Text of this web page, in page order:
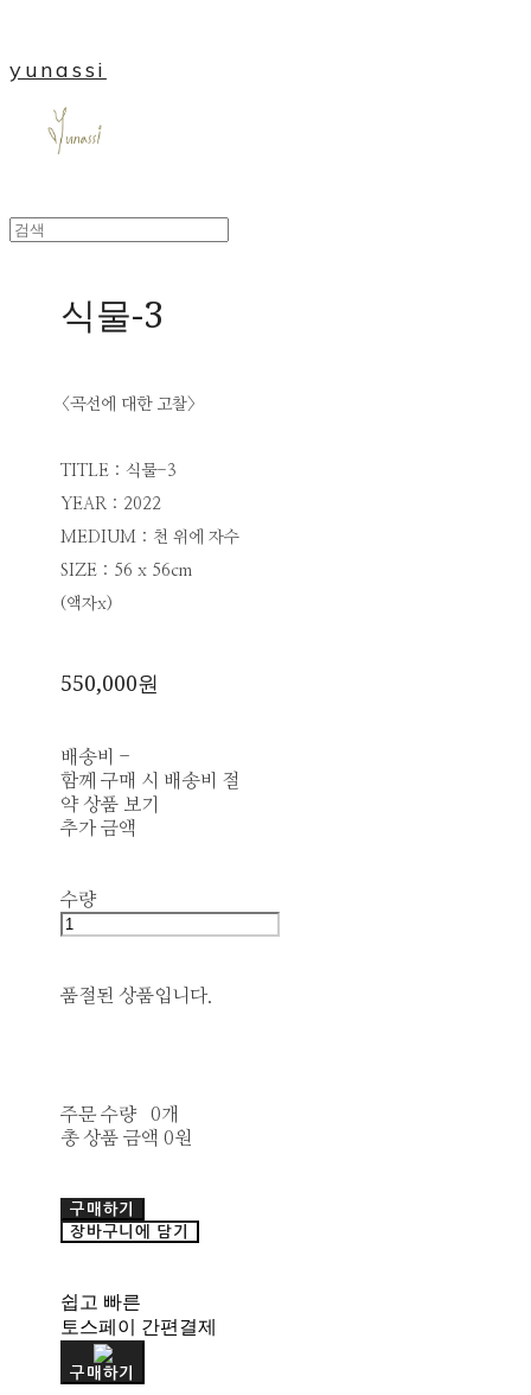
yunassi
식물-3
<곡선에 대한 고찰>
TITLE : 식물-3
YEAR : 2022
MEDIUM : 천 위에 자수
SIZE : 56 x 56cm
(액자x)
550,000원
배송비 -
함께 구매 시 배송비 절
약 상품 보기
추가 금액
수량
품절된 상품입니다.
주문 수량
0개
총 상품 금액 0원
구매하기
장바구니에 담기
쉽고 빠른
토스페이 간편결제
구매하기